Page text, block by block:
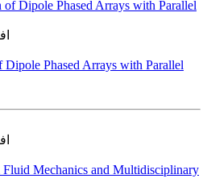
Dipole Phased Arrays with Parallel